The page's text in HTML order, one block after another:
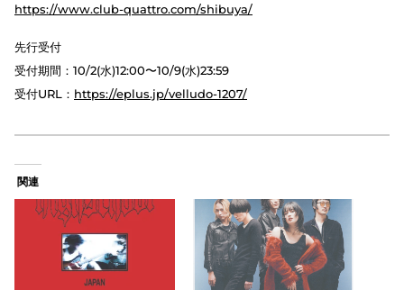
https://www.club-quattro.com/shibuya/
先行受付
受付期間：10/2(水)12:00〜10/9(水)23:59
受付URL： https://eplus.jp/velludo-1207/
関連